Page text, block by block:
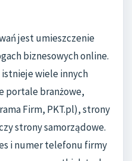
jest umieszczenie
biznesowych online.
istnieje wiele innych
portale branżowe,
Firm, PKT.pl), strony
strony samorządowe.
i numer telefonu firmy